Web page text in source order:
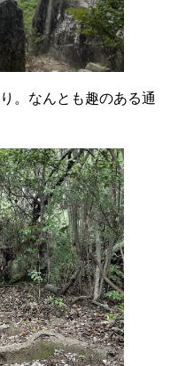
。なんとも趣のある通